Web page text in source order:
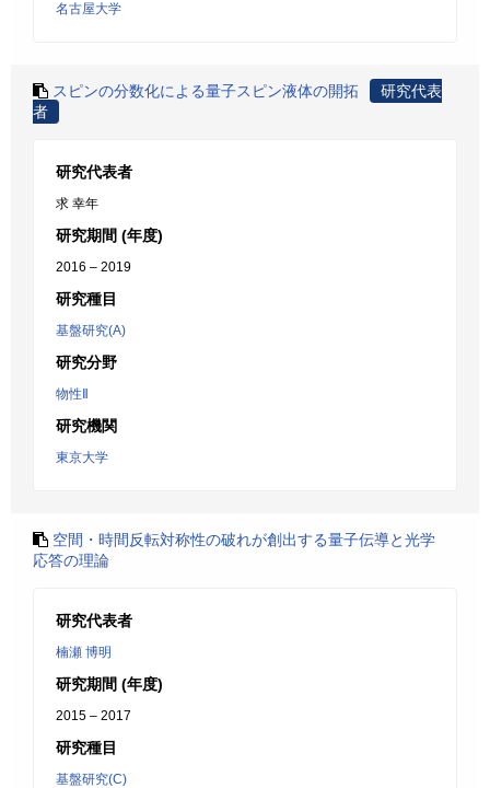
名古屋大学
スピンの分数化による量子スピン液体の開拓
研究代表
者
研究代表者
求 幸年
研究期間 (年度)
2016 – 2019
研究種目
基盤研究(A)
研究分野
物性Ⅱ
研究機関
東京大学
空間・時間反転対称性の破れが創出する量子伝導と光学
応答の理論
研究代表者
楠瀬 博明
研究期間 (年度)
2015 – 2017
研究種目
基盤研究(C)